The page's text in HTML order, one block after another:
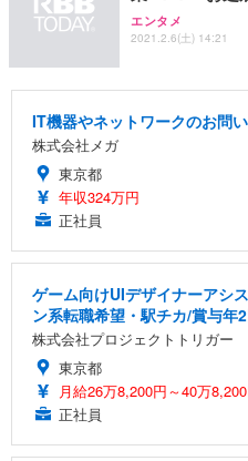
エンタメ
2021.2.6(土) 14:21
IT機器やネットワークのお問
株式会社メガ
東京都
年収324万円
正社員
ゲーム向けUIデザイナーアシ
ン系転職希望・駅チカ/賞与年
株式会社プロジェクトトリガー
東京都
月給26万8,200円～40万
正社員